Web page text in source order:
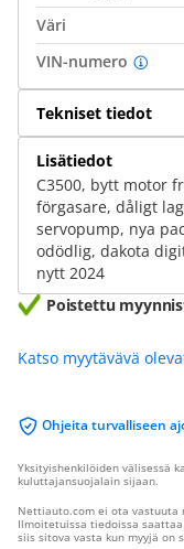
Väri
VIN-numero
Tekniset tiedot
Lisätiedot
C3500, bytt motor
förgasare, dåligt
servopump, nya
odödlig, dakota
nytt 2024
Poistettu
Katso myytävävä
Ohjeita turvalliseen
Yksityishenkilöiden välisessä
kuluttajansuojalain sijaan.
Nettiauto.com ei ota vastuuta
Ilmoitetuissa tiedoissa
siis sitova vasta kun myyjä on